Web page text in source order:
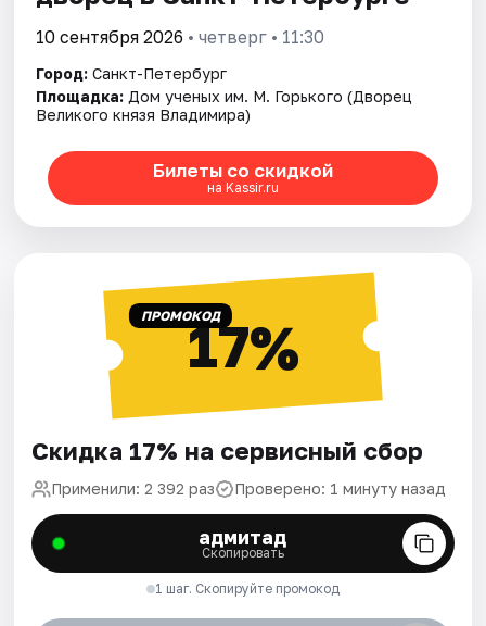
10 сентября 2026 • четверг • 11:30
Город: Санкт-Петербург
Площадка: Дом ученых им. М. Горького (Дворец
Великого князя Владимира)
Билеты со скидкой
на Kassir.ru
ПРОМОКОД17%
Скидка 17% на сервисный сбор
Применили: 2 392 раз Проверено: 1 минуту назад
адмитад
Скопировать
1 шаг. Скопируйте промокод